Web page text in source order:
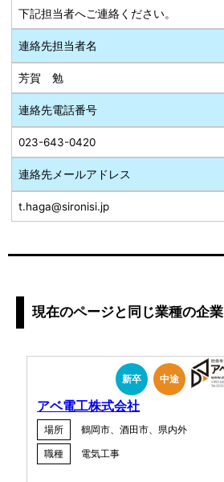
下記担当者へご連絡ください。
連絡先担当者名
芳賀 勉
連絡先電話番号
023-643-0420
連絡先メールアドレス
t.haga@sironisi.jp
現在のページと同じ業種の企業
新卒 中途
アベ電工株式会社
場所
鶴岡市、酒田市、県内外
職種
電気工事